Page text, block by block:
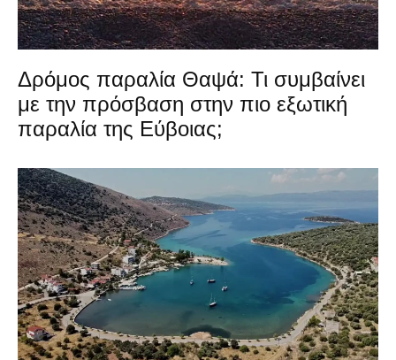
Δρόμος παραλία Θαψά: Τι συμβαίνει
με την πρόσβαση στην πιο εξωτική
παραλία της Εύβοιας;